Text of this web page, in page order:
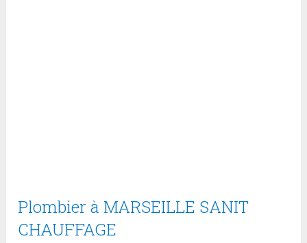
Plombier à MARSEILLE SANIT
CHAUFFAGE